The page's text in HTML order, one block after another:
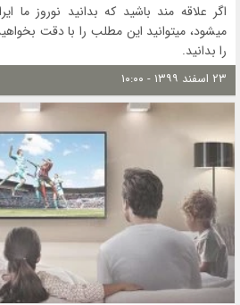
اگر علاقه مند باشید که بدانید نوروز ما
میشود، میتوانید این مطلب را با دقت
را بدانید.
۲۳ اسفند ۱۳۹۹ - ۱۰:۰۰